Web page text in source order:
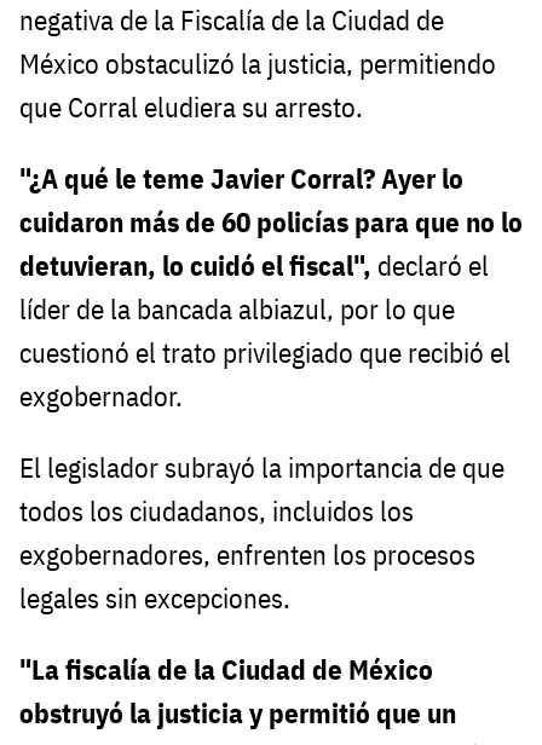
negativa de la Fiscalía de la Ciudad de
México obstaculizó la justicia, permitiendo
que Corral eludiera su arresto.
"¿A qué le teme Javier Corral? Ayer lo
cuidaron más de 60 policías para que no lo
detuvieran, lo cuidó el fiscal", declaró el
líder de la bancada albiazul, por lo que
cuestionó el trato privilegiado que recibió el
exgobernador.
El legislador subrayó la importancia de que
todos los ciudadanos, incluidos los
exgobernadores, enfrenten los procesos
legales sin excepciones.
"La fiscalía de la Ciudad de México
obstruyó la justicia y permitió que un